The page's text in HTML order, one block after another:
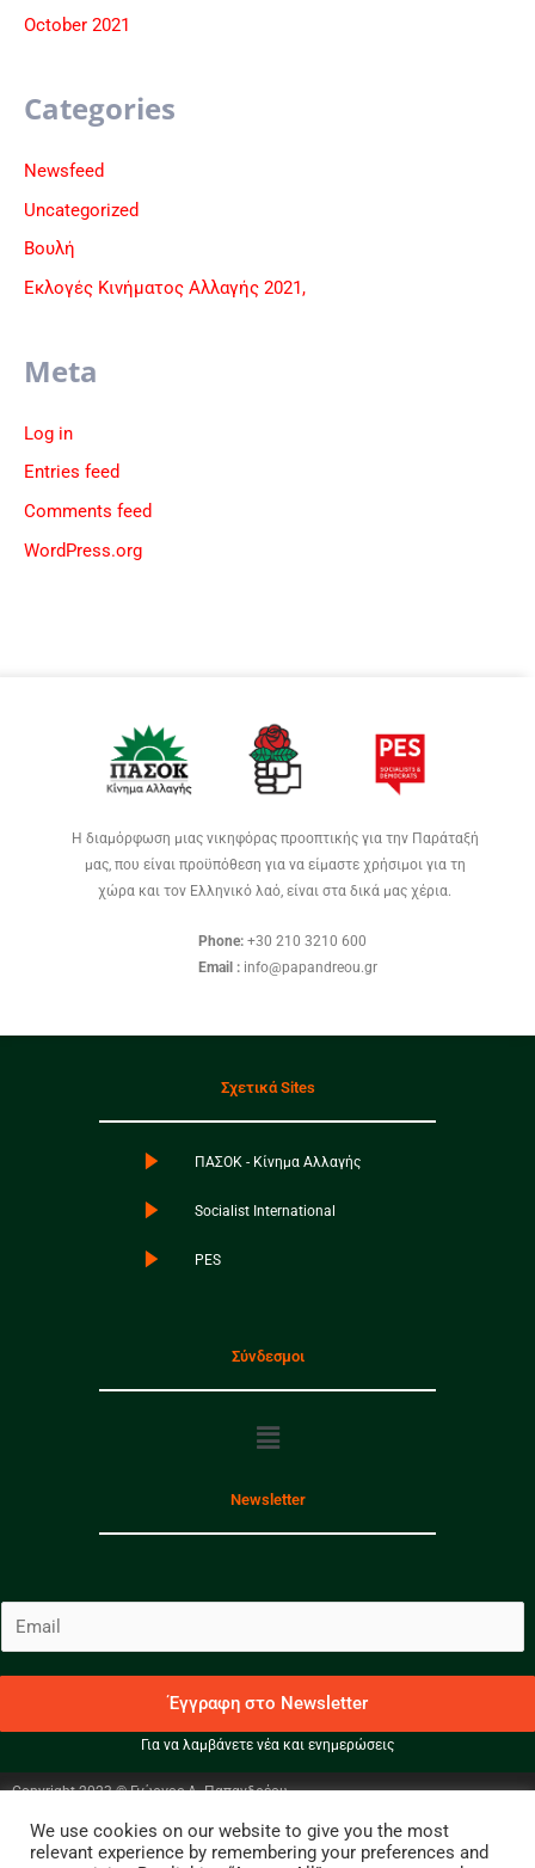
October 2021
Categories
Newsfeed
Uncategorized
Βουλή
Εκλογές Κινήματος Αλλαγής 2021,
Meta
Log in
Entries feed
Comments feed
WordPress.org
Η διαμόρφωση μιας νικηφόρας προοπτικής για την Παράταξή
μας, που είναι προϋπόθεση για να είμαστε χρήσιμοι για τη
χώρα και τον Ελληνικό λαό, είναι στα δικά μας χέρια.
Phone: +30 210 3210 600
Email : info@papandreou.gr
Σχετικά Sites
ΠΑΣΟΚ - Κίνημα Αλλαγής
Socialist International
PES
Σύνδεσμοι
Menu
Newsletter
Έγγραφη στο Newsletter
Για να λαμβάνετε νέα και ενημερώσεις
Copyright 2023 © Γιώργος Α. Παπανδρέου
FacebookInstagramTwitter
We use cookies on our website to give you the most
relevant experience by remembering your preferences and